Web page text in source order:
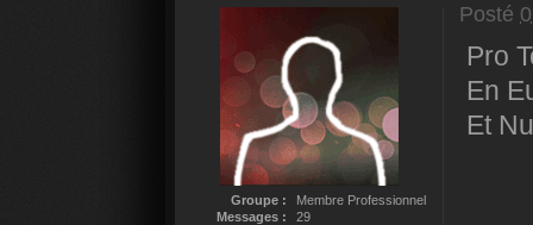
Groupe :
Membre Professionnel
Messages :
29
Posté
Pro
En
Et